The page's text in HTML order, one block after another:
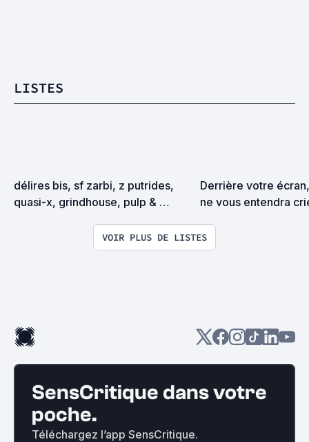
LISTES
délires bis, sf zarbi, z putrides,
quasi-x, grindhouse, pulp &
Derrière votre
ne vous entendra
VOIR PLUS DE LISTES
SensCritique dans votre
poche.
Téléchargez l’app SensCritique.